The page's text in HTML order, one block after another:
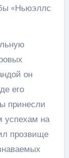
«Ньюэллс
он
его
принесли
успехам на
прозвище